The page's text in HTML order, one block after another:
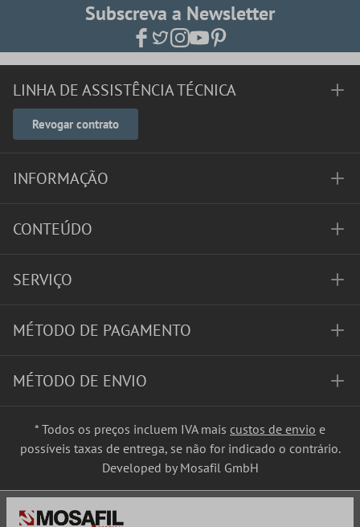
Subscreva a Newsletter
LINHA DE ASSISTÊNCIA TÉCNICA
Revogar contrato
INFORMAÇÃO
CONTEÚDO
SERVIÇO
MÉTODO DE PAGAMENTO
MÉTODO DE ENVIO
* Todos os preços incluem IVA mais custos de envio e
possíveis taxas de entrega, se não for indicado o contrário.
Developed by Mosafil GmbH